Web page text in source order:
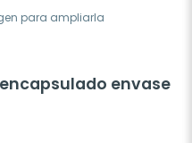
para ampliarla
envase